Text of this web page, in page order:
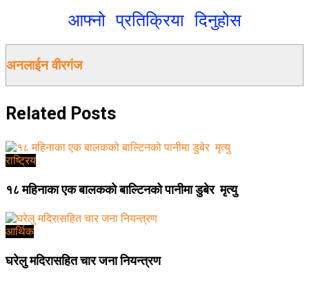
आफ्नो प्रतिक्रिया दिनुहोस
अनलाईन वीरगंज
Related Posts
राष्ट्रिय
१८ महिनाका एक बालकको बाल्टिनको पानीमा डुबेर मृत्यु
आर्थिक
घरेलु मदिरासहित चार जना नियन्त्रण